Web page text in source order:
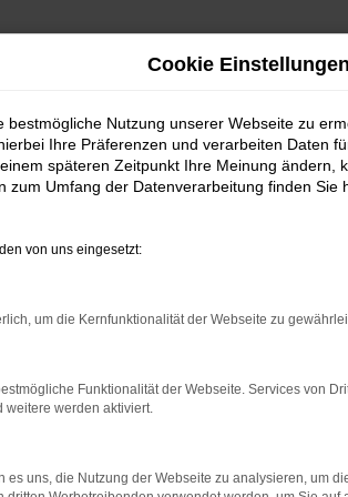
bestimmter Seiten verhindern.
beheben.
auf dem neuesten Stand sind.
kann auch dazu führen, dass
Cookie Einstellungen
bestmögliche Nutzung unserer Webseite zu
Ihre Präferenzen und verarbeiten Daten
späteren Zeitpunkt Ihre Meinung ändern,
zum Umfang der Datenverarbeitung finden Sie
von uns eingesetzt:
um die Kernfunktionalität der Webseite zu
Funktionalität der Webseite. Services von
weitere werden aktiviert.
es uns, die Nutzung der Webseite zu analysieren, um